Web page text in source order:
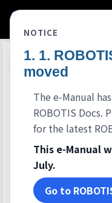
다운로드
Android
OS : Android 2.3이상
하드웨어 : 1.2 dual-core CPU,
BT-210, BT-110 지원
Apple
시스템 최저 요구 사양
OS : iOS 8.0 이상
하드웨어 : iPhone4S, iPod 5G,
통신
BT-410 지원
NOTICE
moved
The e-Manual
ROBOTIS Docs.
for the latest
This e-Manual
July.
Go to